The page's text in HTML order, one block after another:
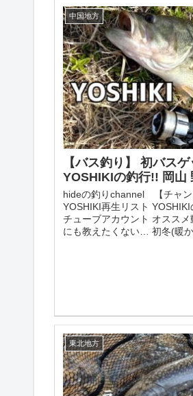
中国地方
【バス釣り】 初バス
YOSHIKIの釣行!! 岡山
hideの釣りchannel 【チャン
YOSHIKI再生リスト
チューブアカウント オスス
にも教えたくない… 初冬(暖か
東北地方